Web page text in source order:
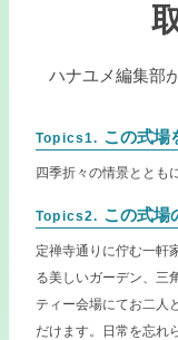
ハナユメ編集部
Topics1. この式場
四季折々の情景ととも
Topics2. この式場
定禅寺通りに佇む一軒
る美しいガーデン、三
ティー会場にてお二人
だけます。日常を忘れ